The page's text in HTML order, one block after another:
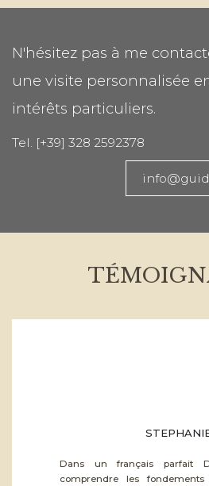
N'hésitez pas à me
une visite personnalisée
intérêts particuliers.
Tel. [+39] 328 2592378
Dans un français parfait
comprendre les